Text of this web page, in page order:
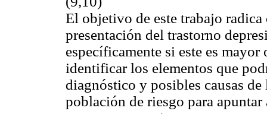
El objetivo de este trabajo
presentación del trastorno
específicamente si este es
identificar los elementos que
diagnóstico y posibles causas
población de riesgo para